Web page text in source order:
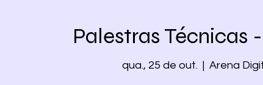
Palestras Técnicas
qua., 25 de out. Arena